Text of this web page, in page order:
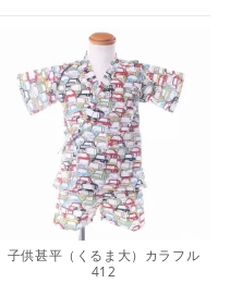
子供甚平（くるま大）カラフル
412